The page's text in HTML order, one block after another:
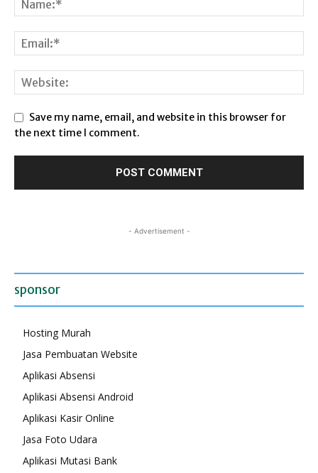
Save my name, email, and website in this browser for
the next time I comment.
- Advertisement -
sponsor
Hosting Murah
Jasa Pembuatan Website
Aplikasi Absensi
Aplikasi Absensi Android
Aplikasi Kasir Online
Jasa Foto Udara
Aplikasi Mutasi Bank